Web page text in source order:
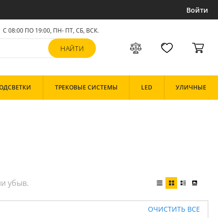
Войти
С 08:00 ПО 19:00, ПН- ПТ,СБ, ВСК.
ТРЕКОВЫЕ СИСТЕМЫ LED УЛИЧНЫЕ
ОЧИСТИТЬ ВСЕ